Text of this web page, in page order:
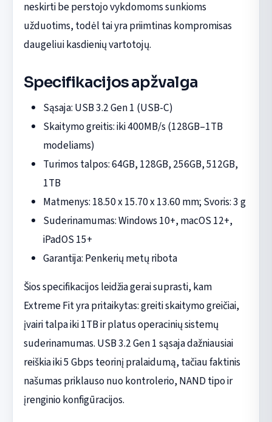
neskirti be perstojo vykdomoms sunkioms
užduotims, todėl tai yra priimtinas kompromisas
daugeliui kasdienių vartotojų.
Specifikacijos apžvalga
Sąsaja: USB 3.2 Gen 1 (USB-C)
Skaitymo greitis: iki 400MB/s (128GB–1TB
modeliams)
Turimos talpos: 64GB, 128GB, 256GB, 512GB,
1TB
Matmenys: 18.50 x 15.70 x 13.60 mm; Svoris: 3 g
Suderinamumas: Windows 10+, macOS 12+,
iPadOS 15+
Garantija: Penkerių metų ribota
Šios specifikacijos leidžia gerai suprasti, kam
Extreme Fit yra pritaikytas: greiti skaitymo greičiai,
įvairi talpa iki 1TB ir platus operacinių sistemų
suderinamumas. USB 3.2 Gen 1 sąsaja dažniausiai
reiškia iki 5 Gbps teorinį pralaidumą, tačiau faktinis
našumas priklauso nuo kontrolerio, NAND tipo ir
įrenginio konfigūracijos.